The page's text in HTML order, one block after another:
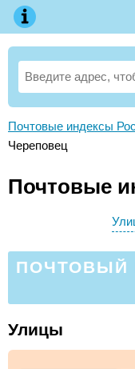
Почтовые индексы
Череповец
Почтовые
ПОЧТОВЫЙ
Улицы